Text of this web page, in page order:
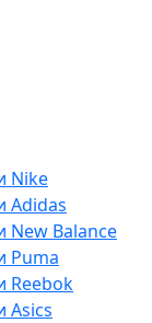
Nike
Adidas
New Balance
Puma
Reebok
Asics